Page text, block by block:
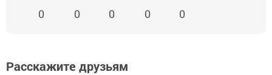
0 0 0 0 0
Расскажите друзьям